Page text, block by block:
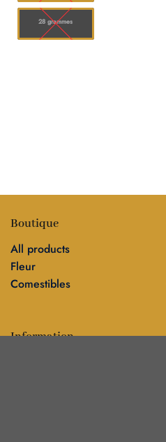
28 grammes
Boutique
All products
Fleur
Comestibles
Information